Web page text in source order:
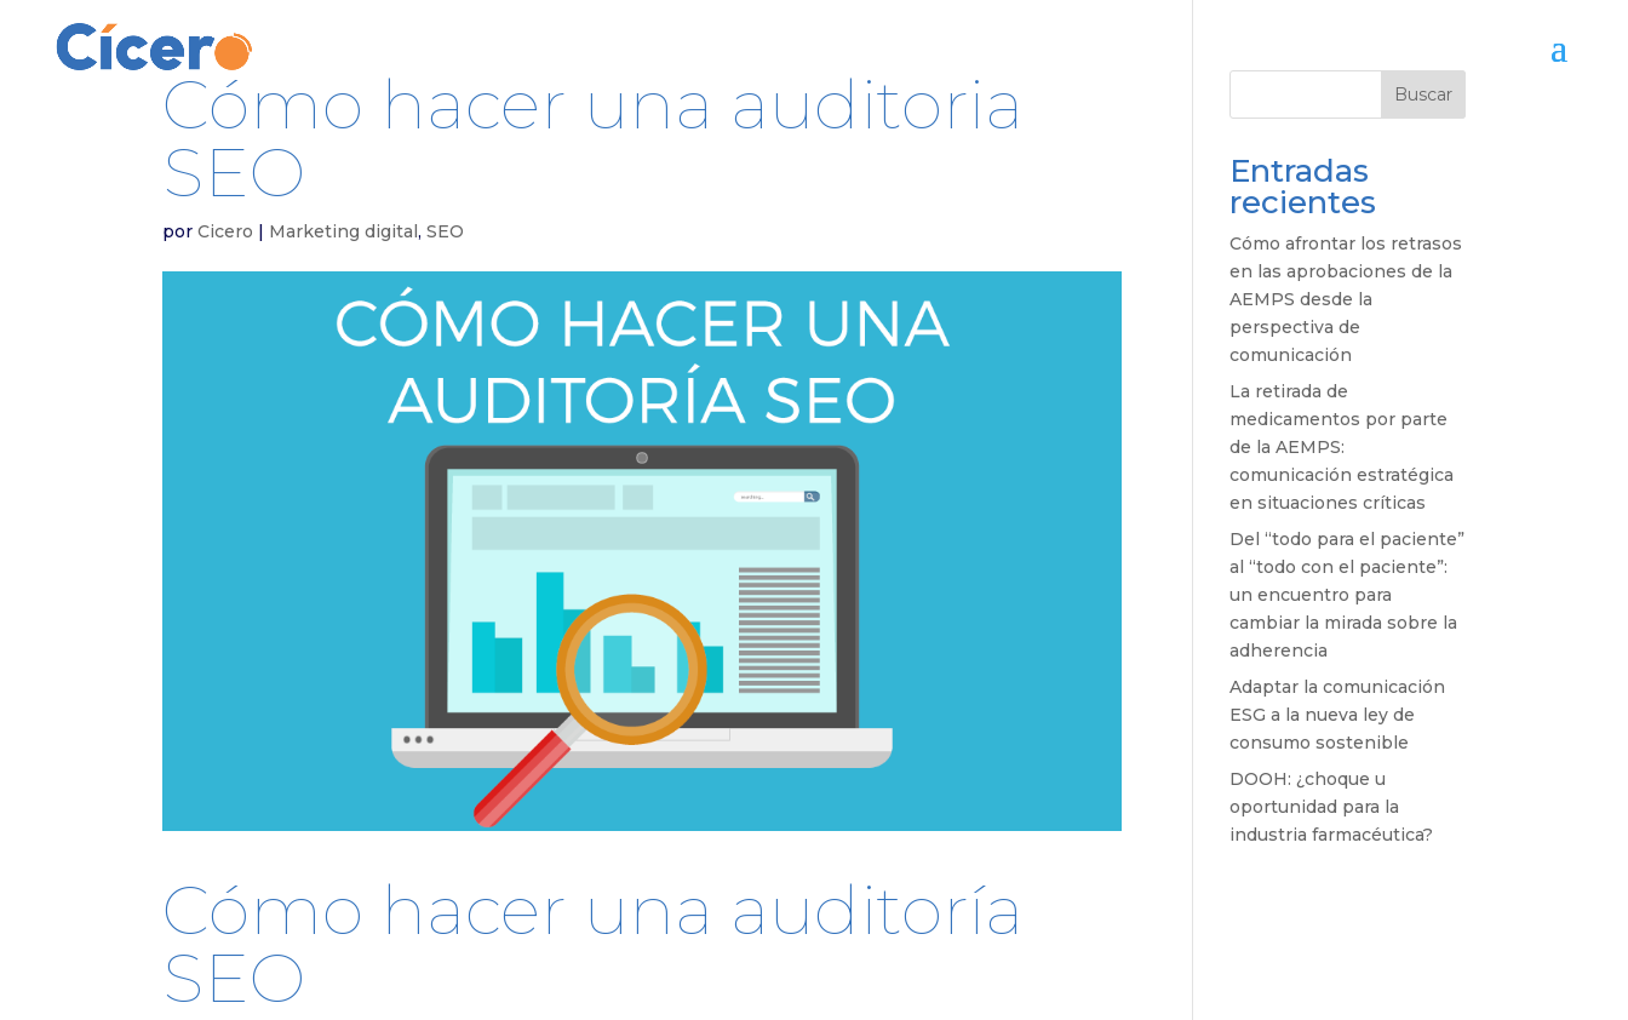
Cómo hacer una auditoria
SEO
porCicero | Marketing digital,SEO
Cómo hacer una auditoría
SEO
Buscar
Entradas
recientes
Cómo afrontar los retrasos
en las aprobaciones de la
AEMPS desde la
perspectiva de
comunicación
La retirada de
medicamentos por parte
de la AEMPS:
comunicación estratégica
en situaciones críticas
Del “todo para el paciente”
al “todo con el paciente”:
un encuentro para
cambiar la mirada sobre la
adherencia
Adaptar la comunicación
ESG a la nueva ley de
consumo sostenible
DOOH: ¿choque u
oportunidad para la
industria farmacéutica?